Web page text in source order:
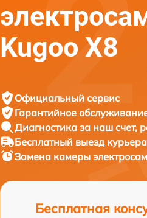
Kugoo X8
Официальный сервис
Гарантийное
Диагностика за наш счет,
Бесплатный выезд курьера
Замена камеры
Бесплатная